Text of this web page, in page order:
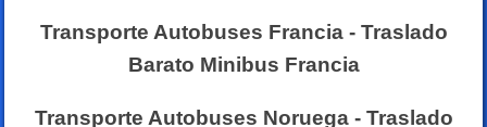
Transporte Autobuses Francia - Traslado
Barato Minibus Francia
Transporte Autobuses Noruega - Traslado